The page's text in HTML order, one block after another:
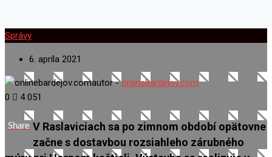
Správy
6. apríla 2021
autor -onlinebardejov.com
0
4 051
Share V Raslaviciach sa po zimnom období opätovne
začne s dostavbou rozsiahleho zárubného